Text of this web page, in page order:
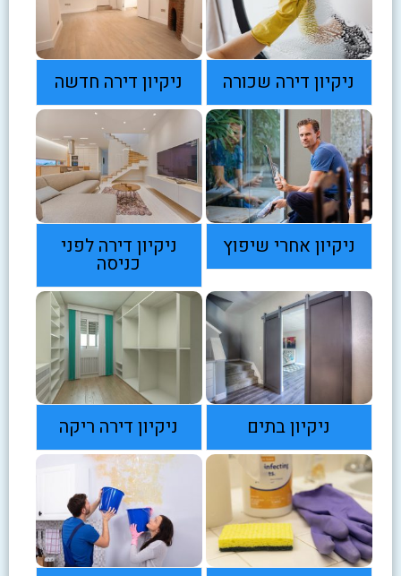
ניקיון דירה שכורה ניקיון דירה חדשה
ניקיון אחרי שיפוץ ניקיון דירה לפני
כניסה
ניקיון בתים ניקיון דירה ריקה